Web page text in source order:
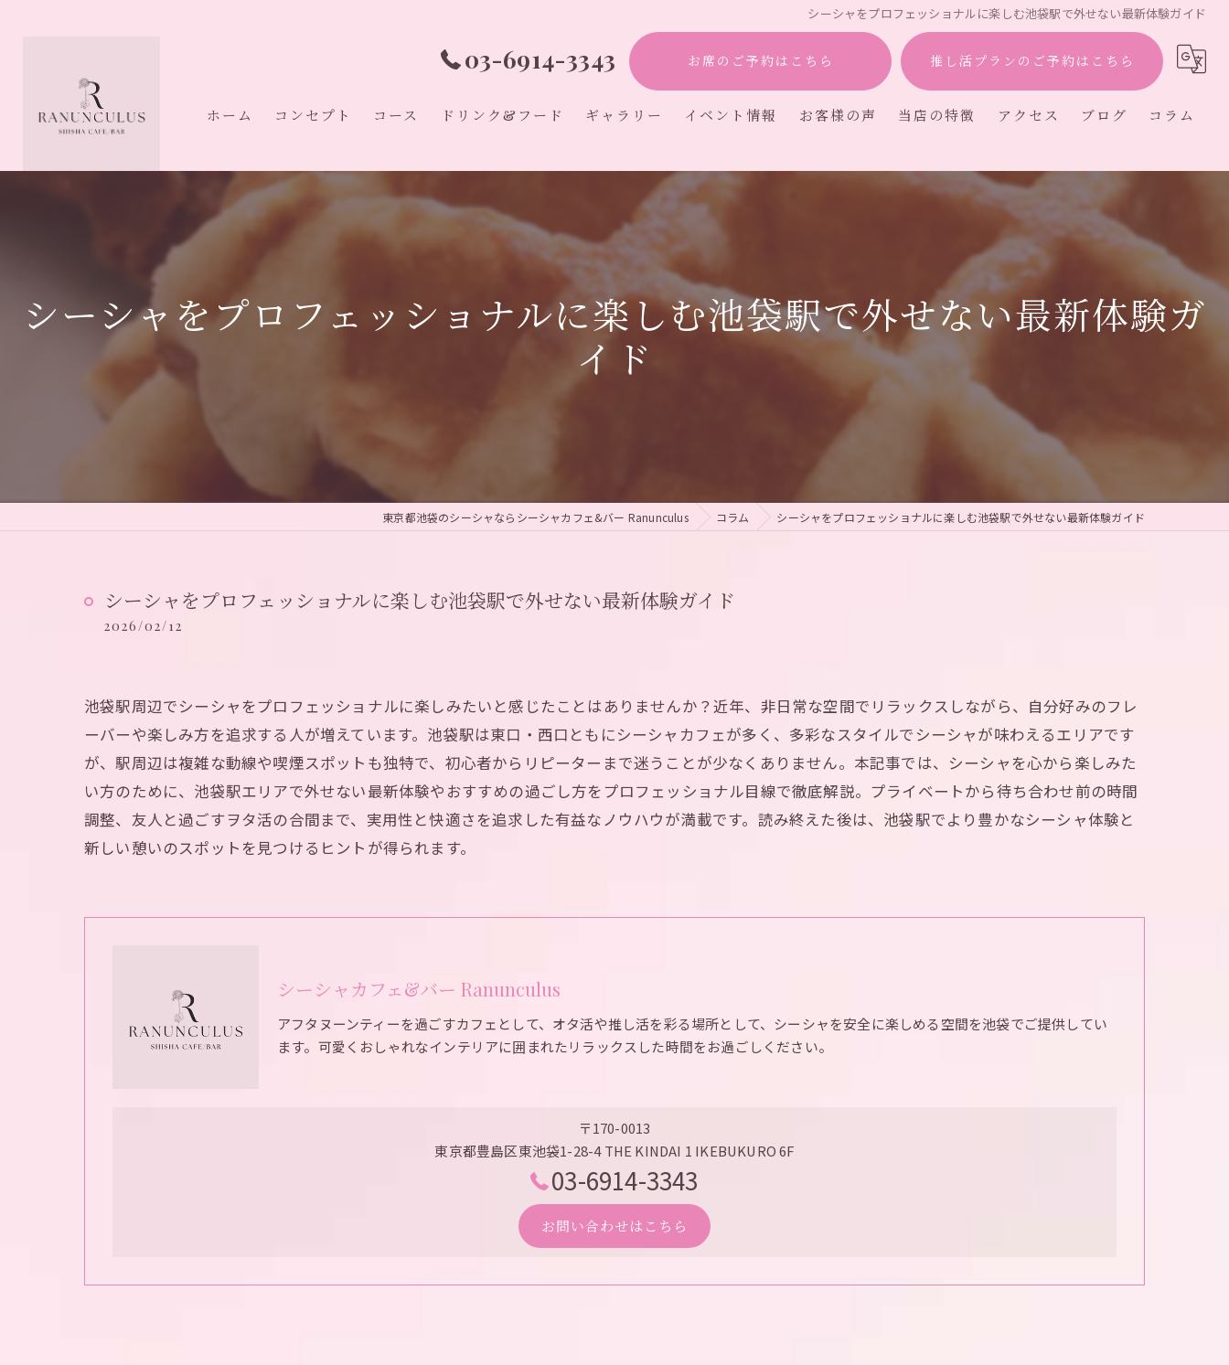
シーシャをプロフェッショナルに楽しむ池袋駅で外せない最新体験ガイド
03-6914-3343 お席のご予約はこちら 推し活プランのご予約はこちら
ホーム コンセプト コース ドリンク&フード ギャラリー イベント情報 お客様の声 当店の特徴
アフタヌーンティー
オタ活
推し活
アクセス ブログ コラム
シーシャをプロフェッショナルに楽しむ池袋駅で外せない最新体験ガ
イド
東京都池袋のシーシャならシーシャカフェ&バー Ranunculus コラム シーシャをプロフェッショナルに楽しむ池袋駅で外せない最新体験ガイド
シーシャをプロフェッショナルに楽しむ池袋駅で外せない最新体験ガイド
2026/02/12
池袋駅周辺でシーシャをプロフェッショナルに楽しみたいと感じたことはありませんか？近年、非日常な空間でリラックスしながら、自分好みのフレ
ーバーや楽しみ方を追求する人が増えています。池袋駅は東口・西口ともにシーシャカフェが多く、多彩なスタイルでシーシャが味わえるエリアです
が、駅周辺は複雑な動線や喫煙スポットも独特で、初心者からリピーターまで迷うことが少なくありません。本記事では、シーシャを心から楽しみた
い方のために、池袋駅エリアで外せない最新体験やおすすめの過ごし方をプロフェッショナル目線で徹底解説。プライベートから待ち合わせ前の時間
調整、友人と過ごすヲタ活の合間まで、実用性と快適さを追求した有益なノウハウが満載です。読み終えた後は、池袋駅でより豊かなシーシャ体験と
新しい憩いのスポットを見つけるヒントが得られます。
シーシャカフェ&バー Ranunculus
アフタヌーンティーを過ごすカフェとして、オタ活や推し活を彩る場所として、シーシャを安全に楽しめる空間を池袋でご提供してい
ます。可愛くおしゃれなインテリアに囲まれたリラックスした時間をお過ごしください。
〒170-0013
東京都豊島区東池袋1-28-4 THE KINDAI 1 IKEBUKURO 6F
03-6914-3343
お問い合わせはこちら